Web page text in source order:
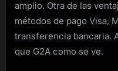
amplio. Otra de las
métodos de pago Visa,
transferencia bancaria.
que G2A como se ve.